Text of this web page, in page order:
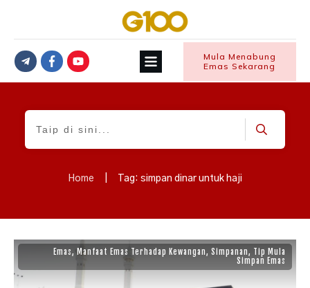
Mula Menabung
Emas Sekarang
Home Tag: simpan dinar untuk haji
Emas, Manfaat Emas Terhadap Kewangan, Simpanan, Tip Mula
Simpan Emas